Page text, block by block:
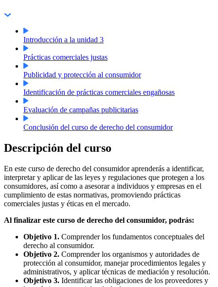
Introducción a la unidad 3
Prácticas comerciales justas
Publicidad y protección al consumidor
Identificación de prácticas comerciales engañosas
Evaluación de campañas publicitarias
Conclusión del curso de derecho del consumidor
Descripción del curso
En este curso de derecho del consumidor aprenderás a identificar,
interpretar y aplicar de las leyes y regulaciones que protegen a los
consumidores, así como a asesorar a individuos y empresas en el
cumplimiento de estas normativas, promoviendo prácticas
comerciales justas y éticas en el mercado.
Al finalizar este curso de derecho del consumidor, podrás:
Objetivo 1. Comprender los fundamentos conceptuales del
derecho al consumidor.
Objetivo 2. Comprender los organismos y autoridades de
protección al consumidor, manejar procedimientos legales y
administrativos, y aplicar técnicas de mediación y resolución.
Objetivo 3. Identificar las obligaciones de los proveedores y